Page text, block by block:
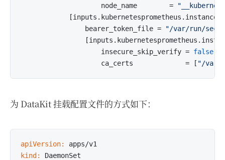
                    node_name        =
                bearer_token_file =
"/var/run/
                    insecure_skip_verify =
false
                    ca_certs             = [
"/var/
为 DataKit 挂载配置文件的方式如下：
apiVersion:
kind:
DaemonSet